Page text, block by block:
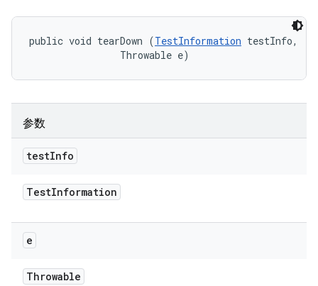
public void tearDown (TestInformation testInfo,
                Throwable e)
参数
testInfo
TestInformation
e
Throwable